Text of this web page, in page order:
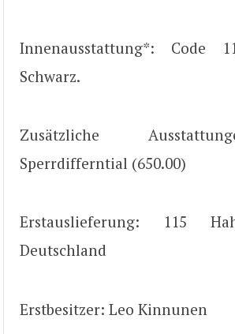
Innenausstattung*: Code
Schwarz.
Zusätzliche
Sperrdifferntial (650.00)
Erstauslieferung: 115
Deutschland
Erstbesitzer: Leo Kinnunen